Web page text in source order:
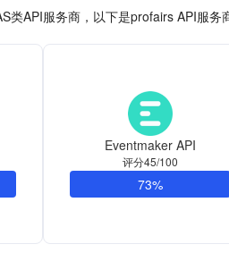
类API服务商，以下是profairs API服务
Eventmaker API
评分45/100
73%